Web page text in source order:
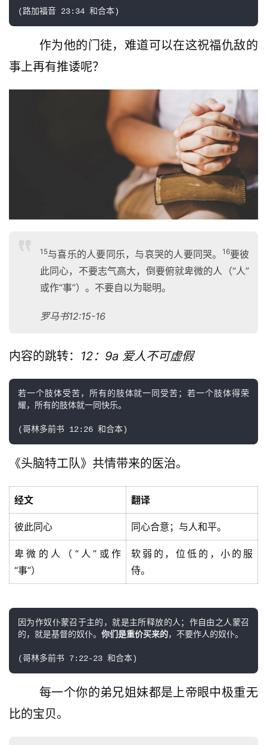
事上再有推诿呢？
15与喜乐的人要同乐，与哀哭的人要同哭。 16要彼
此同心，不要志气高大，倒要俯就卑微的人（“人”
或作“事”）。不要自以为聪明。
罗马书12:15-16
内容的跳转： 12：9a 爱人不可虚假
若一个肢体受苦，所有的肢体就一同受苦；若一个肢体得荣
耀，所有的肢体就一同快乐。
《头脑特工队》共情带来的医治。
经文 翻译
彼此同心 同心合意；与人和平。
卑微的人（“人”或作
“事”）
软弱的，位低的，小的服
侍。
因为作奴仆蒙召于主的，就是主所释放的人；作自由之人蒙召
的，就是基督的奴仆。 你们是重价买来的，不要作人的奴仆。
        每一个你的弟兄姐妹都是上帝眼中极重无
比的宝贝。